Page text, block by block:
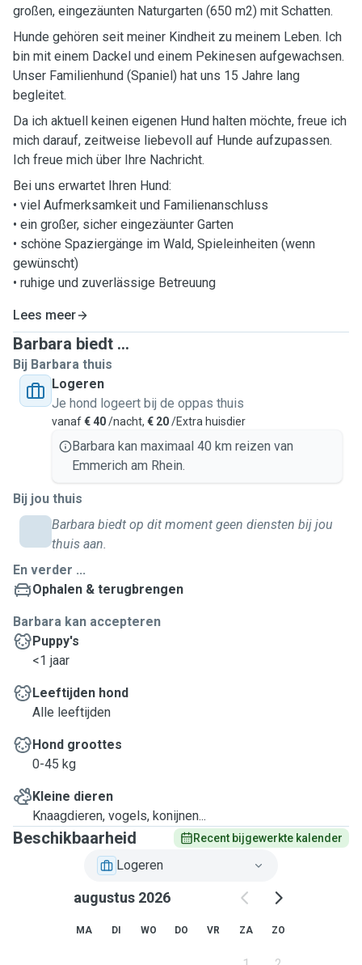
großen, eingezäunten Naturgarten (650 m2) mit Schatten.
Hunde gehören seit meiner Kindheit zu meinem Leben. Ich
bin mit einem Dackel und einem Pekinesen aufgewachsen.
Unser Familienhund (Spaniel) hat uns 15 Jahre lang
begleitet.
Da ich aktuell keinen eigenen Hund halten möchte, freue ich
mich darauf, zeitweise liebevoll auf Hunde aufzupassen.
Ich freue mich über Ihre Nachricht.
Bei uns erwartet Ihren Hund:
• viel Aufmerksamkeit und Familienanschluss
• ein großer, sicher eingezäunter Garten
• schöne Spaziergänge im Wald, Spieleinheiten (wenn
gewünscht)
• ruhige und zuverlässige Betreuung
Lees meer
Barbara biedt ...
Bij Barbara thuis
Logeren
Je hond logeert bij de oppas thuis
vanaf€ 40/nacht, € 20/Extra huisdier
Barbara kan maximaal 40 km reizen van
Emmerich am Rhein.
Bij jou thuis
Barbara biedt op dit moment geen diensten bij jou
thuis aan.
En verder ...
Ophalen & terugbrengen
Barbara kan accepteren
Puppy's
<1 jaar
Leeftijden hond
Alle leeftijden
Hond groottes
0-45 kg
Kleine dieren
Knaagdieren, vogels, konijnen...
Beschikbaarheid Recent bijgewerkte kalender
Logeren
augustus 2026
MA DI WO DO VR ZA ZO